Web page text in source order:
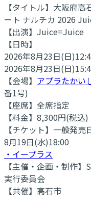
【タイトル】大阪府
ート ナルチカ 2026
【出演】Juice=Juice
【日時】
2026年8月23日(日
2026年8月23日(日
【会場】 アプラたかい
番1号)
【座席】全席指定
【料金】8,300円(税込)
【チケット】一般発
8月19日(水)18:00
・イープラス
【主催・企画・制作
実行委員会
【共催】高石市